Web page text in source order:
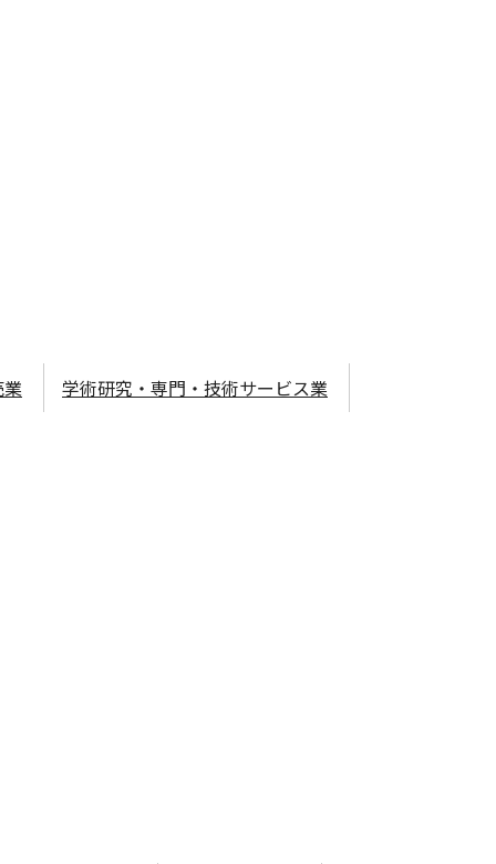
学術研究・専門・技術サービス業